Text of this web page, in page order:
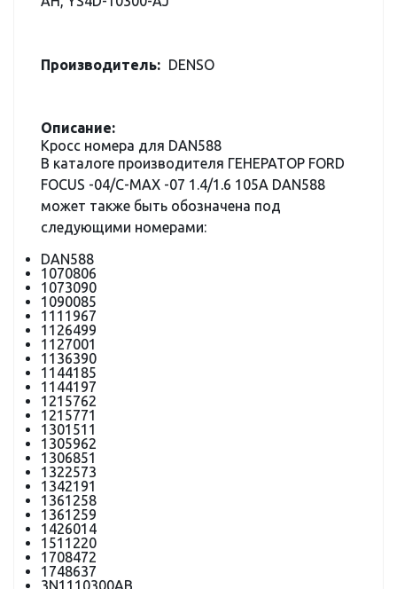
Производитель: DENSO
Описание:
Кросс номера для DAN588
В каталоге производителя ГЕНЕРАТОР FORD
FOCUS -04/C-MAX -07 1.4/1.6 105A DAN588
может также быть обозначена под
следующими номерами:
DAN588
1070806
1073090
1090085
1111967
1126499
1127001
1136390
1144185
1144197
1215762
1215771
1301511
1305962
1306851
1322573
1342191
1361258
1361259
1426014
1511220
1708472
1748637
3N1110300AB